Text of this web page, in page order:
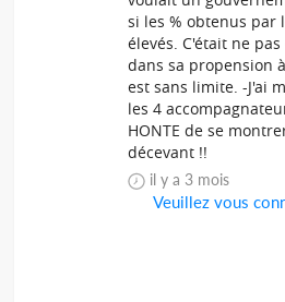
si les % obtenus par
élevés. C'était ne
dans sa propension
est sans limite. -J'ai
les 4
HONTE de se
décevant !!
il y a 3 mois
Veuillez vous